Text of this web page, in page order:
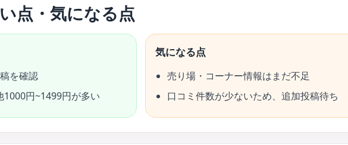
点・気になる点
を確認
1000円~1499円が多い
気になる点
売り場・コーナー情報はまだ不足
口コミ件数が少ないため、追加投稿待ち